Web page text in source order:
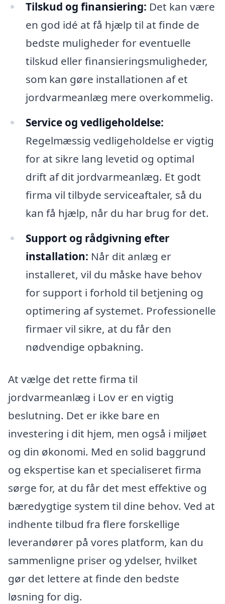
Tilskud og finansiering: Det kan være
en god idé at få hjælp til at finde de
bedste muligheder for eventuelle
tilskud eller finansieringsmuligheder,
som kan gøre installationen af et
jordvarmeanlæg mere overkommelig.
Service og vedligeholdelse:
Regelmæssig vedligeholdelse er vigtig
for at sikre lang levetid og optimal
drift af dit jordvarmeanlæg. Et godt
firma vil tilbyde serviceaftaler, så du
kan få hjælp, når du har brug for det.
Support og rådgivning efter
installation: Når dit anlæg er
installeret, vil du måske have behov
for support i forhold til betjening og
optimering af systemet. Professionelle
firmaer vil sikre, at du får den
nødvendige opbakning.
At vælge det rette firma til
jordvarmeanlæg i Lov er en vigtig
beslutning. Det er ikke bare en
investering i dit hjem, men også i miljøet
og din økonomi. Med en solid baggrund
og ekspertise kan et specialiseret firma
sørge for, at du får det mest effektive og
bæredygtige system til dine behov. Ved at
indhente tilbud fra flere forskellige
leverandører på vores platform, kan du
sammenligne priser og ydelser, hvilket
gør det lettere at finde den bedste
løsning for dig.